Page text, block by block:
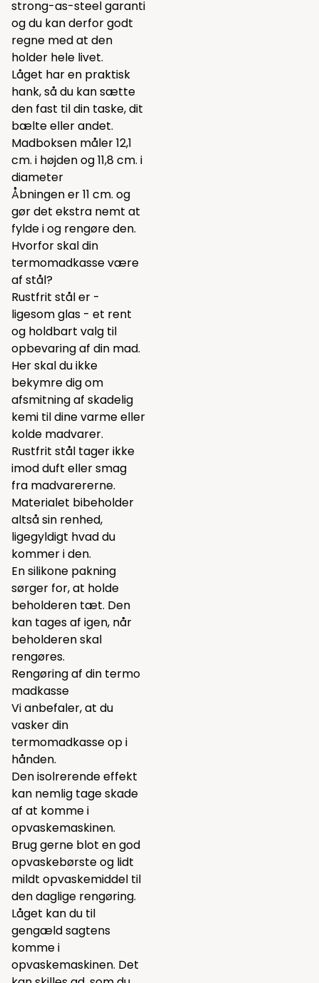
strong-as-steel garanti
og du kan derfor godt
regne med at den
holder hele livet.
Låget har en praktisk
hank, så du kan sætte
den fast til din taske, dit
bælte eller andet.
Madboksen måler 12,1
cm. i højden og 11,8 cm. i
diameter
Åbningen er 11 cm. og
gør det ekstra nemt at
fylde i og rengøre den.
Hvorfor skal din
termomadkasse være
af stål?
Rustfrit stål er -
ligesom glas - et rent
og holdbart valg til
opbevaring af din mad.
Her skal du ikke
bekymre dig om
afsmitning af skadelig
kemi til dine varme eller
kolde madvarer.
Rustfrit stål tager ikke
imod duft eller smag
fra madvarererne.
Materialet bibeholder
altså sin renhed,
ligegyldigt hvad du
kommer i den.
En silikone pakning
sørger for, at holde
beholderen tæt. Den
kan tages af igen, når
beholderen skal
rengøres.
Rengøring af din termo
madkasse
Vi anbefaler, at du
vasker din
termomadkasse op i
hånden.
Den isolrerende effekt
kan nemlig tage skade
af at komme i
opvaskemaskinen.
Brug gerne blot en god
opvaskebørsteog lidt
mildt opvaskemiddel til
den daglige rengøring.
Låget kan du til
gengæld sagtens
komme i
opvaskemaskinen. Det